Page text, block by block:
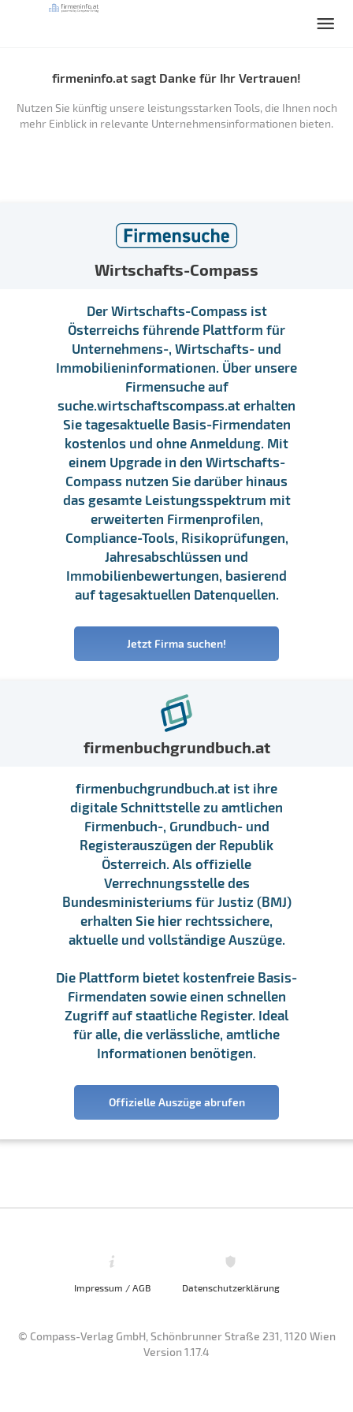
firmeninfo.at sagt Danke für Ihr Vertrauen!
Nutzen Sie künftig unsere leistungsstarken Tools, die Ihnen noch
mehr Einblick in relevante Unternehmensinformationen bieten.
Wirtschafts-Compass
Der Wirtschafts-Compass ist
Österreichs führende Plattform für
Unternehmens-, Wirtschafts- und
Immobilieninformationen. Über unsere
Firmensuche auf
suche.wirtschaftscompass.at erhalten
Sie tagesaktuelle Basis-Firmendaten
kostenlos und ohne Anmeldung. Mit
einem Upgrade in den Wirtschafts-
Compass nutzen Sie darüber hinaus
das gesamte Leistungsspektrum mit
erweiterten Firmenprofilen,
Compliance-Tools, Risikoprüfungen,
Jahresabschlüssen und
Immobilienbewertungen, basierend
auf tagesaktuellen Datenquellen.
Jetzt Firma suchen!
firmenbuchgrundbuch.at
firmenbuchgrundbuch.at ist ihre
digitale Schnittstelle zu amtlichen
Firmenbuch-, Grundbuch- und
Registerauszügen der Republik
Österreich. Als offizielle
Verrechnungsstelle des
Bundesministeriums für Justiz (BMJ)
erhalten Sie hier rechtssichere,
aktuelle und vollständige Auszüge.
Die Plattform bietet kostenfreie Basis-
Firmendaten sowie einen schnellen
Zugriff auf staatliche Register. Ideal
für alle, die verlässliche, amtliche
Informationen benötigen.
Offizielle Auszüge abrufen
Impressum / AGB Datenschutzerklärung
© Compass-Verlag GmbH, Schönbrunner Straße 231, 1120 Wien
Version 1.17.4